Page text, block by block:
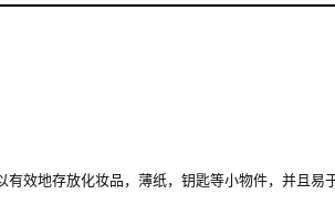
效地存放化妆品，薄纸，钥匙等小物件，并且易